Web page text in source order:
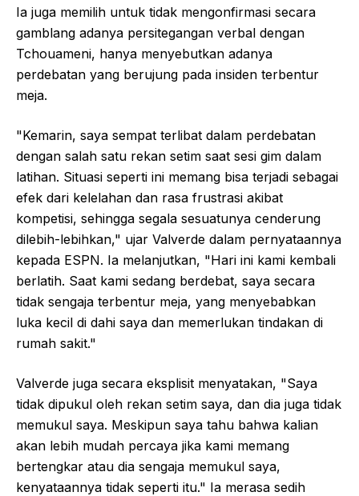
Ia juga memilih untuk tidak mengonfirmasi secara
gamblang adanya persitegangan verbal dengan
Tchouameni, hanya menyebutkan adanya
perdebatan yang berujung pada insiden terbentur
meja.
"Kemarin, saya sempat terlibat dalam perdebatan
dengan salah satu rekan setim saat sesi gim dalam
latihan. Situasi seperti ini memang bisa terjadi sebagai
efek dari kelelahan dan rasa frustrasi akibat
kompetisi, sehingga segala sesuatunya cenderung
dilebih-lebihkan," ujar Valverde dalam pernyataannya
kepada ESPN. Ia melanjutkan, "Hari ini kami kembali
berlatih. Saat kami sedang berdebat, saya secara
tidak sengaja terbentur meja, yang menyebabkan
luka kecil di dahi saya dan memerlukan tindakan di
rumah sakit."
Valverde juga secara eksplisit menyatakan, "Saya
tidak dipukul oleh rekan setim saya, dan dia juga tidak
memukul saya. Meskipun saya tahu bahwa kalian
akan lebih mudah percaya jika kami memang
bertengkar atau dia sengaja memukul saya,
kenyataannya tidak seperti itu." Ia merasa sedih